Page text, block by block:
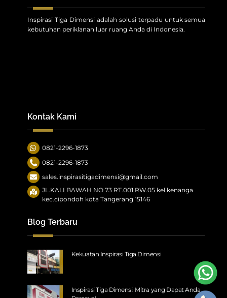
Inspirasi Tiga Dimensi adalah solusi terpadu untuk semua
kebutuhan periklanan luar ruang Anda di Indonesia.
Kontak Kami
0821-2296-1873
0821-2296-1873
sales.inspirasitigadimensi@gmail.com
JL.KALI BAWAH NO 73 RT.001 RW.05 kel.kenanga
kec.cipondoh kota Tangerang 15146
Blog Terbaru
Kekuatan Inspirasi Tiga Dimensi
Inspirasi Tiga Dimensi: Mitra yang Dapat Anda